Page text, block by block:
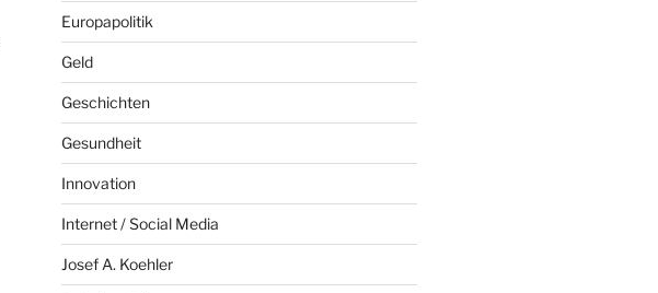
Europapolitik
Geld
Geschichten
Gesundheit
Innovation
Internet / Social Media
Josef A. Koehler